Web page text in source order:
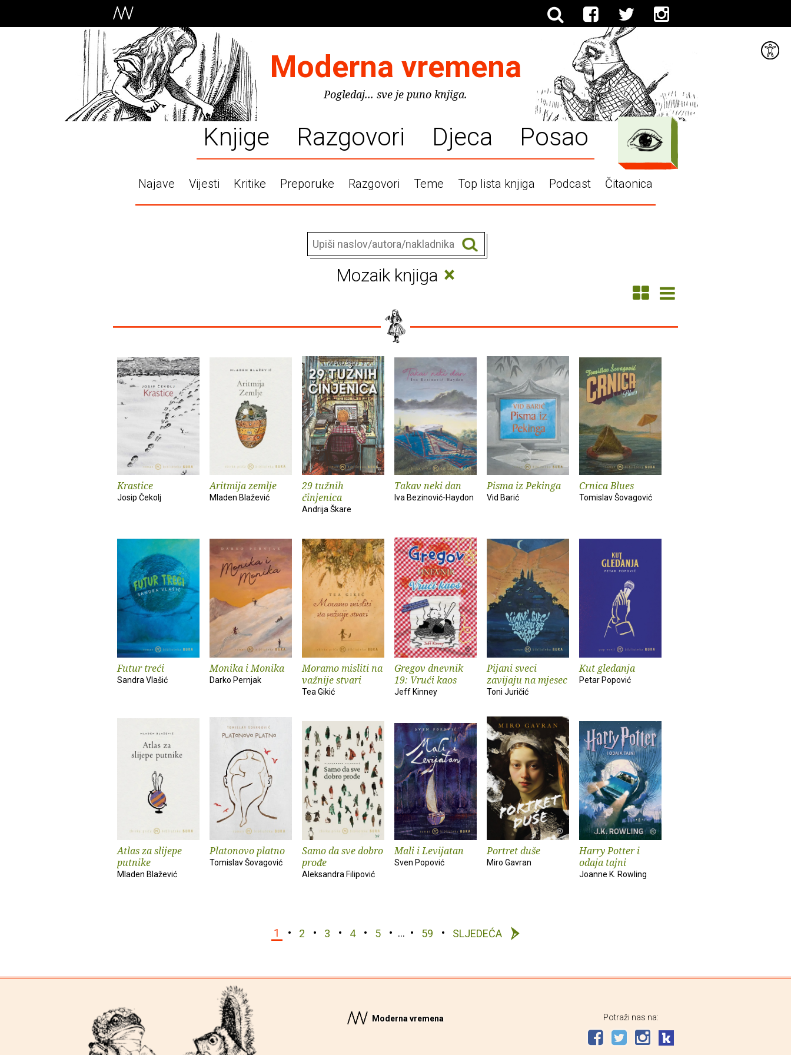
Moderna vremena
Pogledaj... sve je puno knjiga.
Knjige Razgovori Djeca Posao
Najave Vijesti Kritike Preporuke Razgovori Teme Top lista knjiga Podcast Čitaonica
Mozaik knjiga ×
Krastice
Josip Čekolj
Aritmija zemlje
Mladen Blažević
29 tužnih
činjenica
Andrija Škare
Takav neki dan
Iva Bezinović-Haydon
Pisma iz Pekinga
Vid Barić
Crnica Blues
Tomislav Šovagović
Futur treći
Sandra Vlašić
Monika i Monika
Darko Pernjak
Moramo misliti na
važnije stvari
Tea Gikić
Gregov dnevnik
19: Vrući kaos
Jeff Kinney
Pijani sveci
zavijaju na mjesec
Toni Juričić
Kut gledanja
Petar Popović
Atlas za slijepe
putnike
Mladen Blažević
Platonovo platno
Tomislav Šovagović
Samo da sve dobro
prođe
Aleksandra Filipović
Mali i Levijatan
Sven Popović
Portret duše
Miro Gavran
Harry Potter i
odaja tajni
Joanne K. Rowling
1 2 3 4 5 … 59 SLJEDEĆA
Moderna vremena Potraži nas na: